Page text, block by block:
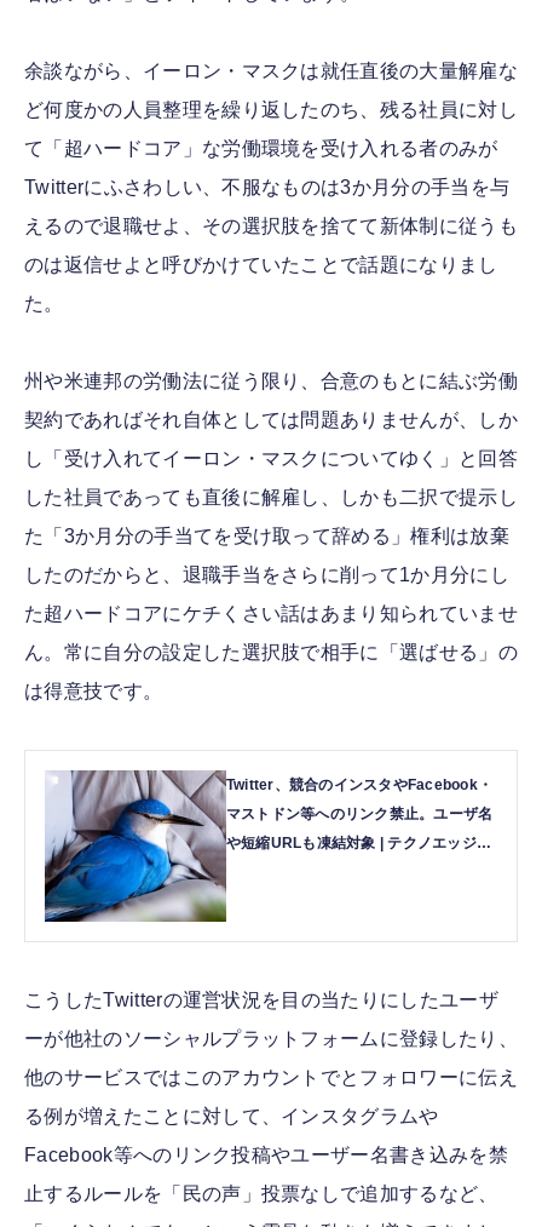
余談ながら、イーロン・マスクは就任直後の大量解雇な
ど何度かの人員整理を繰り返したのち、残る社員に対し
て「超ハードコア」な労働環境を受け入れる者のみが
Twitterにふさわしい、不服なものは3か月分の手当を与
えるので退職せよ、その選択肢を捨てて新体制に従うも
のは返信せよと呼びかけていたことで話題になりまし
た。
州や米連邦の労働法に従う限り、合意のもとに結ぶ労働
契約であればそれ自体としては問題ありませんが、しか
し「受け入れてイーロン・マスクについてゆく」と回答
した社員であっても直後に解雇し、しかも二択で提示し
た「3か月分の手当てを受け取って辞める」権利は放棄
したのだからと、退職手当をさらに削って1か月分にし
た超ハードコアにケチくさい話はあまり知られていませ
ん。常に自分の設定した選択肢で相手に「選ばせる」の
は得意技です。
Twitter、競合のインスタやFacebook・
マストドン等へのリンク禁止。ユーザ名
や短縮URLも凍結対象 | テクノエッジ
こうしたTwitterの運営状況を目の当たりにしたユーザ
ーが他社のソーシャルプラットフォームに登録したり、
他のサービスではこのアカウントでとフォロワーに伝え
る例が増えたことに対して、インスタグラムや
Facebook等へのリンク投稿やユーザー名書き込みを禁
止するルールを「民の声」投票なしで追加するなど、